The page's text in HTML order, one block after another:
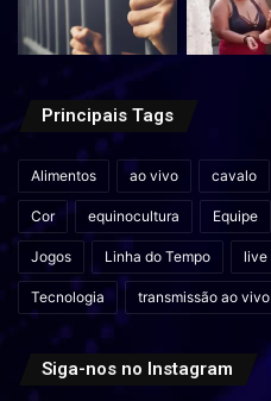
Principais Tags
Alimentos ao vivo cavalo
Cor equinocultura Equipe
Jogos Linha do Tempo live
Tecnologia transmissão ao vivo
Siga-nos no Instagram